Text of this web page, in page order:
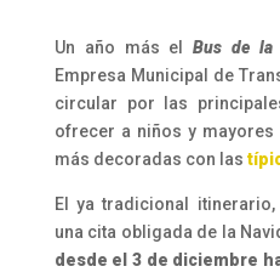
Un año más elBus de la
Empresa Municipal de
circular por las
ofrecer a niños y
más decoradas con las
El ya tradicional
una cita obligada de la
desde el 3 de diciembre